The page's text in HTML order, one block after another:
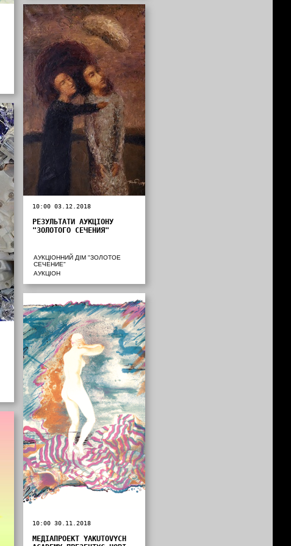
10:00 03.12.2018
РЕЗУЛЬТАТИ АУКЦІОНУ
"ЗОЛОТОГО СЕЧЕНИЯ"
АУКЦІОННИЙ ДІМ "ЗОЛОТОЕ
СЕЧЕНИЕ"
АУКЦІОН
10:00 30.11.2018
МЕДІАПРОЕКТ YAKUTOVYCH